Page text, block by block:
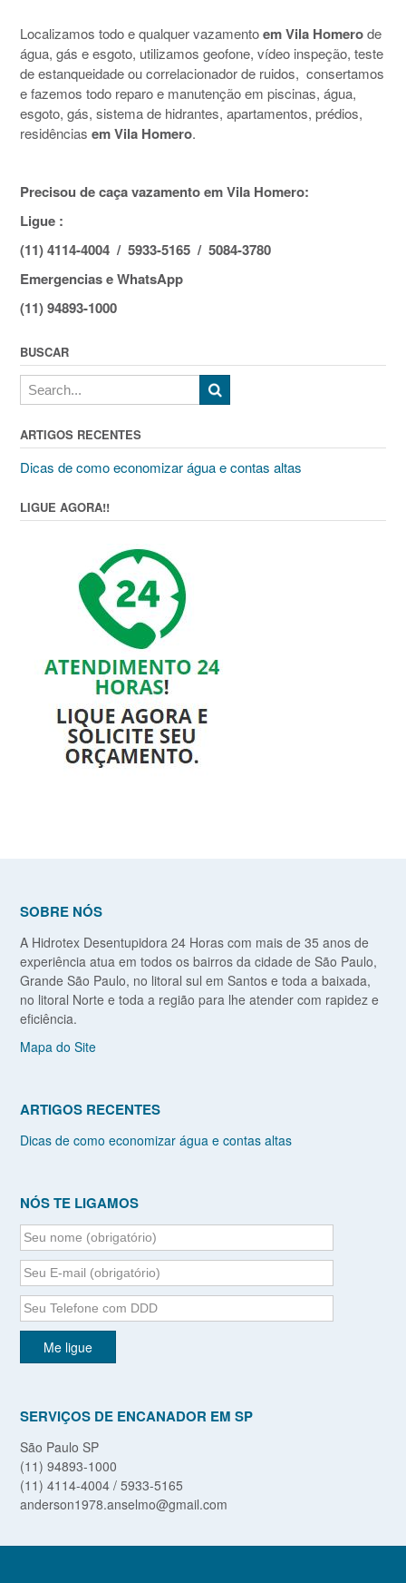
Localizamos todo e qualquer vazamentoem Vila Homerode
água, gás e esgoto, utilizamos geofone, vídeo inspeção, teste
de estanqueidade ou correlacionador de ruidos, consertamos
e fazemos todo reparo e manutenção em piscinas, água,
esgoto, gás, sistema de hidrantes, apartamentos, prédios,
residências em Vila Homero.
Precisou de caça vazamento em Vila Homero:
Ligue :
(11) 4114-4004 / 5933-5165 / 5084-3780
Emergencias e WhatsApp
(11) 94893-1000
BUSCAR
ARTIGOS RECENTES
Dicas de como economizar água e contas altas
LIGUE AGORA!!
SOBRE NÓS
A Hidrotex Desentupidora 24 Horas com mais de 35 anos de
experiência atua em todos os bairros da cidade de São Paulo,
Grande São Paulo, no litoral sul em Santos e toda a baixada,
no litoral Norte e toda a região para lhe atender com rapidez e
eficiência.
Mapa do Site
ARTIGOS RECENTES
Dicas de como economizar água e contas altas
NÓS TE LIGAMOS
SERVIÇOS DE ENCANADOR EM SP
São Paulo SP
(11) 94893-1000
(11) 4114-4004 / 5933-5165
anderson1978.anselmo@gmail.com